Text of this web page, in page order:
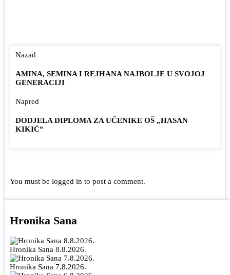
Nazad
AMINA, SEMINA I REJHANA NAJBOLJE U SVOJOJ
GENERACIJI
Napred
DODJELA DIPLOMA ZA UČENIKE OŠ „HASAN
KIKIĆ“
You must be logged in to post a comment.
Hronika Sana
Hronika Sana 8.8.2026.
Hronika Sana 7.8.2026.